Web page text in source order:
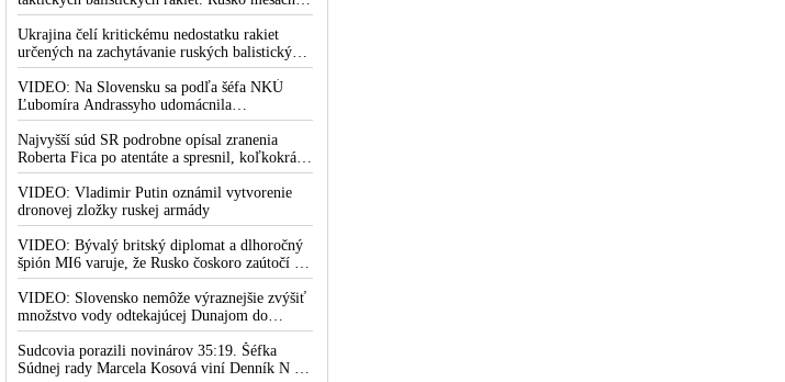
zo zahraničia, ktoré boli uškrtené počas
drsného fetišistického sexu, pochovali v
blízkosti jeho ranča v tomto americkom štáte
vyprodukuje viac rakiet, než koľko vyrobia
všetci producenti systémov Patriot dohromady
Ukrajina čelí kritickému nedostatku rakiet
určených na zachytávanie ruských balistických
striel. Počas najnovších ruských útokov sa jej
nepodarilo zostreliť ani jednu. Volodymyr
Zelenskyj sa v zúfalstve snaží prostredníctvom
NATO zabezpečiť ich dodávky
VIDEO: Na Slovensku sa podľa šéfa NKÚ
Ľubomíra Andrassyho udomácnila
eurofondová mafia
Najvyšší súd SR podrobne opísal zranenia
Roberta Fica po atentáte a spresnil, koľkokrát
terorista Juraj Cintula na premiéra vystrelil
VIDEO: Vladimir Putin oznámil vytvorenie
dronovej zložky ruskej armády
VIDEO: Bývalý britský diplomat a dlhoročný
špión MI6 varuje, že Rusko čoskoro zaútočí na
Európu, pretože k tomu bude dotlačené
rovnako, ako bolo dotlačené k invázii na
Ukrajinu v roku 2022. Zelenskyj medzitým v
Kyjeve naliehal na zhromaždených diplomatov,
aby vo svete zháňali energie pre Ukrajinu na
zimu. Putin vraj bude mobilizovať a vojna sa
VIDEO: Slovensko nemôže výraznejšie zvýšiť
množstvo vody odtekajúcej Dunajom do
Maďarska
Sudcovia porazili novinárov 35:19. Šéfka
Súdnej rady Marcela Kosová viní Denník N z